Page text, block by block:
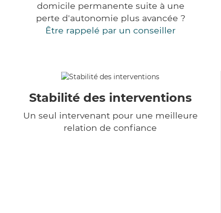
domicile permanente suite à une
perte d'autonomie plus avancée ?
Être rappelé par un conseiller
Stabilité des interventions
Un seul intervenant pour une meilleure
relation de confiance